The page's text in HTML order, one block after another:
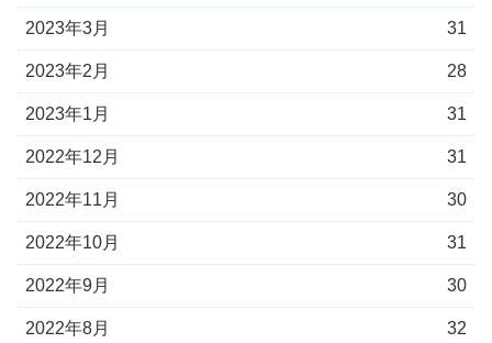
2023年3月 31
2023年2月 28
2023年1月 31
2022年12月 31
2022年11月 30
2022年10月 31
2022年9月 30
2022年8月 32